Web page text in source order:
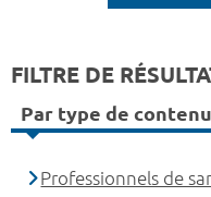
FILTRE DE
Par type de contenu
Professionnels de